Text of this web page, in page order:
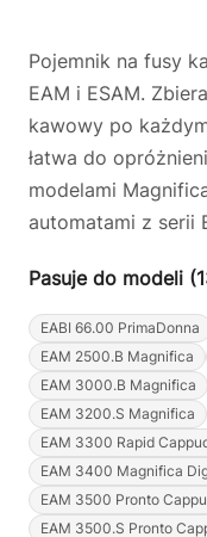
Pojemnik na fusy
EAM i ESAM.
kawowy po
łatwa do
modelami
automatami z serii
Pasuje do modeli
EABI 66.00 PrimaDonna
EAM 2500.B Magnifica
EAM 3000.B Magnifica
EAM 3200.S Magnifica
EAM 3300 Rapid
EAM 3400 Magnifica
EAM 3500 Pronto
EAM 3500.S Pronto